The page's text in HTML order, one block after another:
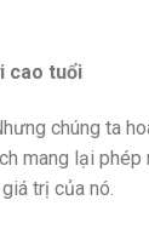
cao tuổi
chúng ta
mang lại phép
trị của nó.